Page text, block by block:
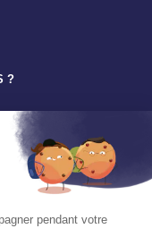
?
nos newsletters